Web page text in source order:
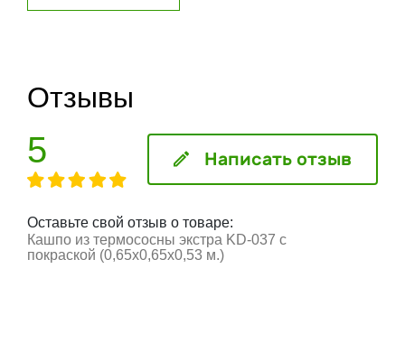
Отзывы
5 Написать отзыв
Оставьте свой отзыв о товаре:
Кашпо из термососны экстра KD-037 с
покраской (0,65х0,65х0,53 м.)